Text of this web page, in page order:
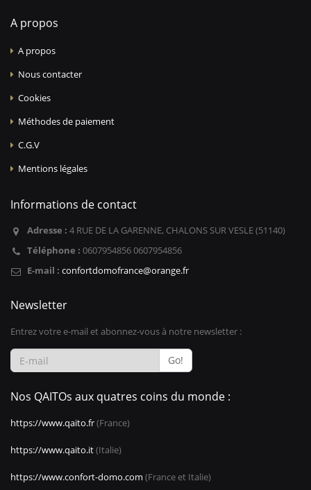
A propos
A propos
Nous contacter
Cookies
Méthodes de paiement
C.G.V
Mentions légales
Informations de contact
Adresse : 4 RUE DE LA GARENNE, CHALONS SUR VESLE (51140)
Téléphone : 0607954856 0607954856
E-mail : confortdomofrance@orange.fr
Newsletter
Entrez votre e-mail et abonnez-vous à notre newsletter :
Go!
Nos QAITOs aux quatres coins du monde :
https://www.qaito.fr(France)
https://www.qaito.it(Italie)
https://www.confort-domo.com (France et Italie)